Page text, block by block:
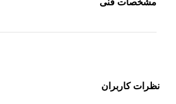
نظرات کاربران